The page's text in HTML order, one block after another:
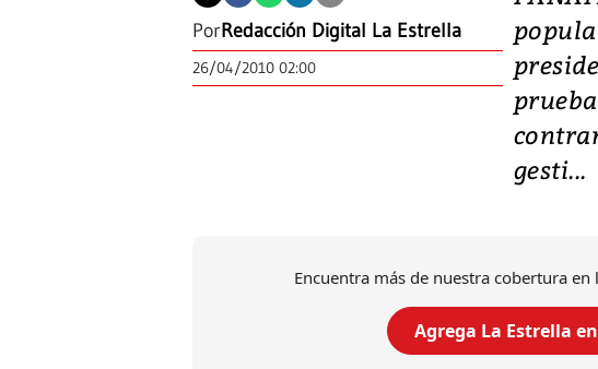
PorRedacción Digital La Estrella
26/04/2010 02:00
gesti...
Encuentra más de nuestra cobertura
Agrega La Estrella